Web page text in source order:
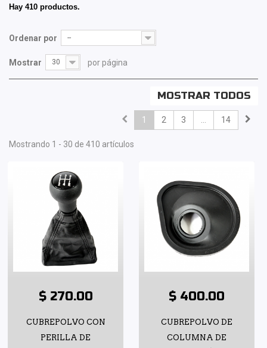
Hay 410 productos.
Ordenar por --
Mostrar 30 por página
MOSTRAR TODOS
1 2 3 ... 14
Mostrando 1 - 30 de 410 artículos
$ 270.00
CUBREPOLVO CON
PERILLA DE
$ 400.00
CUBREPOLVO DE
COLUMNA DE